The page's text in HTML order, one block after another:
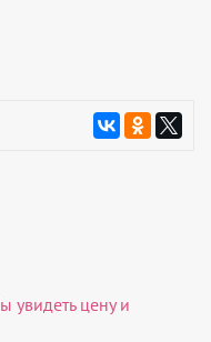
увидеть цену и